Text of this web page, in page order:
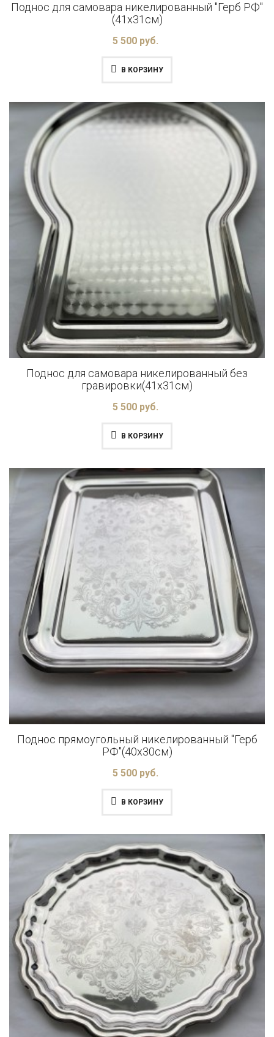
Поднос для самовара никелированный "Герб РФ"
(41x31см)
5 500 руб.
В КОРЗИНУ
Поднос для самовара никелированный без
гравировки(41x31см)
5 500 руб.
В КОРЗИНУ
Поднос прямоугольный никелированный "Герб
РФ"(40x30см)
5 500 руб.
В КОРЗИНУ